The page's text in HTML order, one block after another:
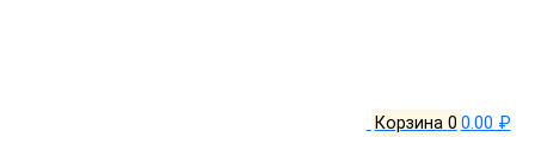
Корзина 0 0.00 ₽